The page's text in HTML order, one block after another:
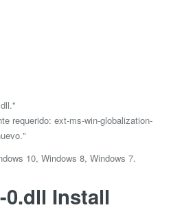
requerido: ext-ms-win-globalization-
10, Windows 8, Windows 7.
Install